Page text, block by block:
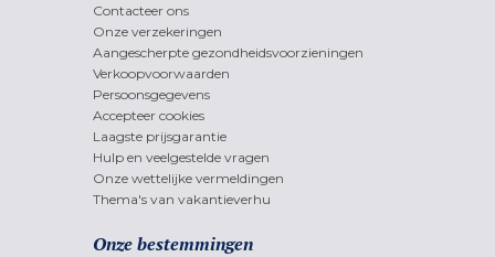
Contacteer ons
Onze verzekeringen
Aangescherpte gezondheidsvoorzieningen
Verkoopvoorwaarden
Persoonsgegevens
Accepteer cookies
Laagste prijsgarantie
Hulp en veelgestelde vragen
Onze wettelijke vermeldingen
Thema's van vakantieverhu
Onze bestemmingen